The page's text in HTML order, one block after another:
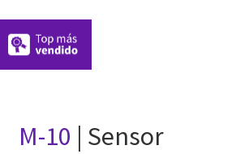
M-10 | Sensor